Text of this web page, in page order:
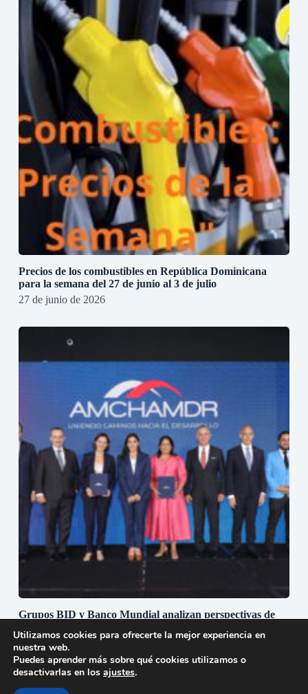
Precios de los combustibles en República Dominicana
para la semana del 27 de junio al 3 de julio
27 de junio de 2026
Grupos BID y Banco Mundial analizan perspectivas de
AMCHAMDR
24 de junio de 2026
Utilizamos cookies para ofrecerte la mejor experiencia en
nuestra web.
Puedes aprender más sobre qué cookies utilizamos o
desactivarlas en los ajustes.